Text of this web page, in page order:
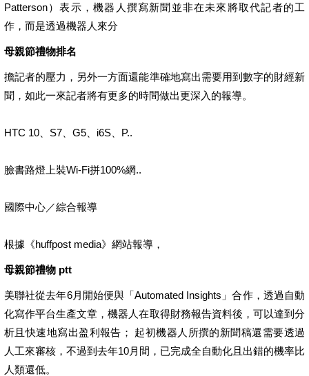
Patterson）表示，機器人撰寫新聞並非在未來將取代記者的工
作，而是透過機器人來分
母親節禮物排名
擔記者的壓力，另外一方面還能準確地寫出需要用到數字的財經新
聞，如此一來記者將有更多的時間做出更深入的報導。
HTC 10、S7、G5、i6S、P..
臉書路燈上裝Wi-Fi拼100%網..
國際中心／綜合報導
根據《huffpost media》網站報導，
母親節禮物 ptt
美聯社從去年6月開始便與「Automated Insights」合作，透過自動
化寫作平台生產文章，機器人在取得財務報告資料後，可以達到分
析且快速地寫出盈利報告； 起初機器人所撰的新聞稿還需要透過
人工來審核，不過到去年10月間，已完成全自動化且出錯的機率比
人類還低。